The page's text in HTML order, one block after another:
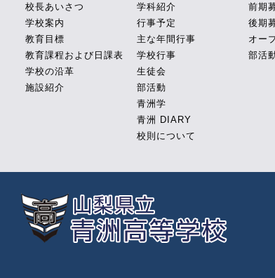
校長あいさつ
学校案内
教育目標
教育課程および日課表
学校の沿革
施設紹介
学科紹介
行事予定
主な年間行事
学校行事
生徒会
部活動
青洲学
青洲 DIARY
校則について
前期
後期
オー
部活